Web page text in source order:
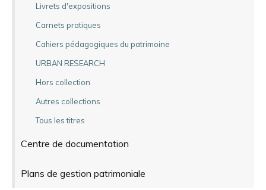
Livrets d'expositions
Carnets pratiques
Cahiers pédagogiques du patrimoine
URBAN RESEARCH
Hors collection
Autres collections
Tous les titres
Centre de documentation
Plans de gestion patrimoniale